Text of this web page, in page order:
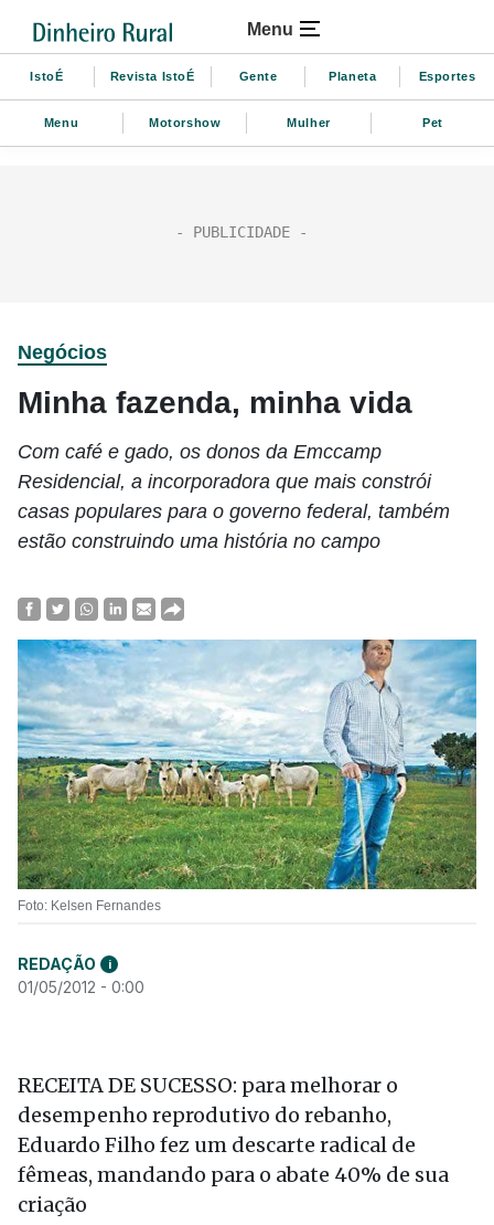
Menu
IstoÉ Revista IstoÉ Gente Planeta Esportes
Menu Motorshow Mulher Pet
Negócios
Minha fazenda, minha vida
Com café e gado, os donos da Emccamp
Residencial, a incorporadora que mais constrói
casas populares para o governo federal, também
estão construindo uma história no campo
Foto: Kelsen Fernandes
REDAÇÃO i
01/05/2012 - 0:00
RECEITA DE SUCESSO: para melhorar o
desempenho reprodutivo do rebanho,
Eduardo Filho fez um descarte radical de
fêmeas, mandando para o abate 40% de sua
criação